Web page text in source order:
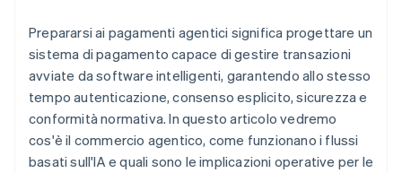
Prepararsi ai pagamenti agentici significa progettare un
sistema di pagamento capace di gestire transazioni
avviate da software intelligenti, garantendo allo stesso
tempo autenticazione, consenso esplicito, sicurezza e
conformità normativa. In questo articolo vedremo
cos'è il commercio agentico, come funzionano i flussi
basati sull'IA e quali sono le implicazioni operative per le